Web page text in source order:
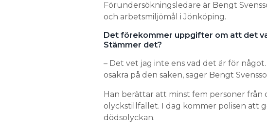
Förundersökningsledare är Bengt
och arbetsmiljömål i Jönköping.
Det förekommer uppgifter om att det
Stämmer det?
– Det vet jag inte ens vad det är för
osäkra på den saken, säger Bengt
Han berättar att minst fem personer från
olyckstillfället. I dag kommer polisen att
dödsolyckan.